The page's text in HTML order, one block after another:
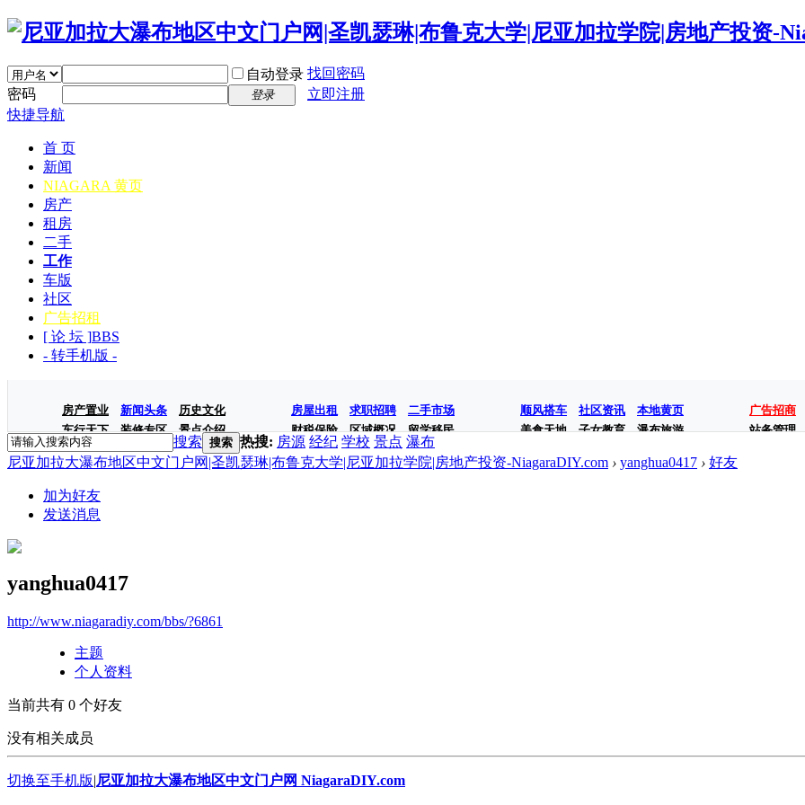
自动登录 找回密码
密码
登录
立即注册
快捷导航
首 页
新闻
NIAGARA 黄页
房产
租房
二手
工作
车版
社区
广告招租
[ 论 坛 ]BBS
- 转手机版 -
房产置业 新闻头条
历史文化
车行天下
装修专区 景点介绍
房屋出租 求职招聘
二手市场
财税保险
区域概况 留学移民
顺风搭车 社区资讯
本地黄页
美食天地
子女教育 瀑布旅游
广告招商
站务管理
搜索 搜索 热搜: 房源 经纪 学校 景点 瀑布
尼亚加拉大瀑布地区中文门户网|圣凯瑟琳|布鲁克大学|尼亚加拉学院|房地产投资-NiagaraDIY.com › yanghua0417 › 好友
加为好友
发送消息
yanghua0417
http://www.niagaradiy.com/bbs/?6861
主题
个人资料
当前共有 0 个好友
没有相关成员
切换至手机版|尼亚加拉大瀑布地区中文门户网 NiagaraDIY.com